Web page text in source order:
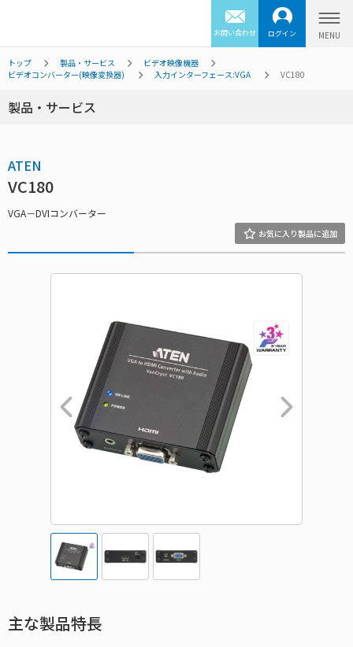
お問い合わせ ログイン
トップ 製品・サービス
ビデオ映像機器
ビデオコンバーター(映像変換器)
入力インターフェース:VGA VC180
製品・サービス
ATEN
VC180
VGA－DVIコンバーター
主な製品特長